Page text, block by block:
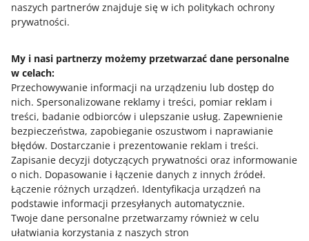
naszych partnerów znajduje się w ich politykach ochrony
prywatności.
My i nasi partnerzy możemy przetwarzać dane personalne
w celach:
Przechowywanie informacji na urządzeniu lub dostęp do
nich. Spersonalizowane reklamy i treści, pomiar reklam i
treści, badanie odbiorców i ulepszanie usług. Zapewnienie
bezpieczeństwa, zapobieganie oszustwom i naprawianie
błędów. Dostarczanie i prezentowanie reklam i treści.
Zapisanie decyzji dotyczących prywatności oraz informowanie
o nich. Dopasowanie i łączenie danych z innych źródeł.
Łączenie różnych urządzeń. Identyfikacja urządzeń na
podstawie informacji przesyłanych automatycznie.
Twoje dane personalne przetwarzamy również w celu
ułatwiania korzystania z naszych stron
Ta strona jest też dostępna w innych językach
o allegro.pl
polski
čeština
English
slovenčina
o allegro.cz
polski
čeština
English
slovenčina